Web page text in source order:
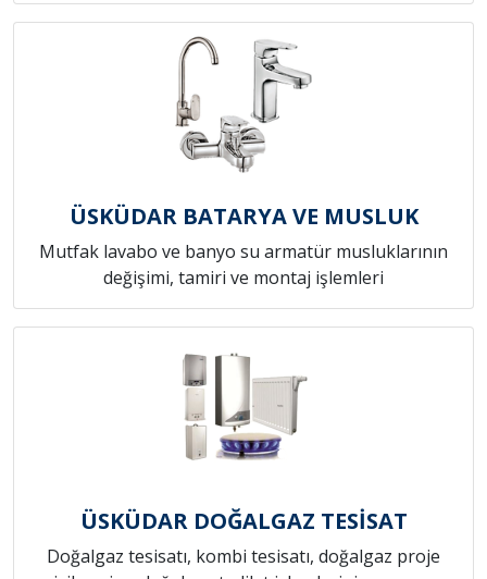
ÜSKÜDAR BATARYA VE MUSLUK
Mutfak lavabo ve banyo su armatür musluklarının
değişimi, tamiri ve montaj işlemleri
ÜSKÜDAR DOĞALGAZ TESİSAT
Doğalgaz tesisatı, kombi tesisatı, doğalgaz proje